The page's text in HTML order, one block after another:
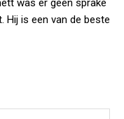
was er geen sprake
Hij is een van de beste